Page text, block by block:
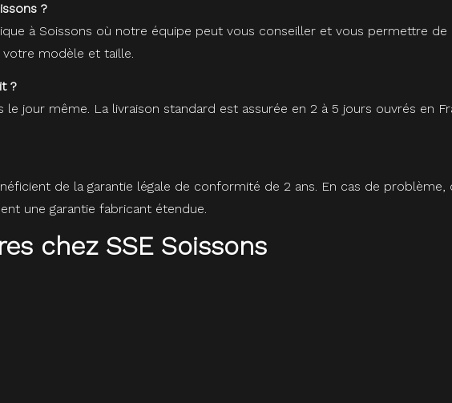
?
à Soissons où notre équipe peut vous conseiller et vous permettre de
modèle et taille.
?
le jour même. La livraison standard est assurée en 2 à 5 jours ouvrés en
de la garantie légale de conformité de 2 ans. En cas de
une garantie fabricant étendue.
chez SSE Soissons